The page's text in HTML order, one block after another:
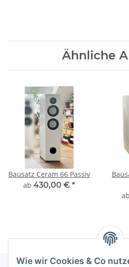
Ähnliche
Bausatz Ceram 66 Passiv
ab 430,00 € *
ab
Wie wir Cookies & Co